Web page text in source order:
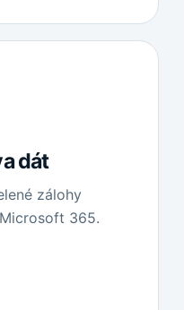
dát
zálohy
365.